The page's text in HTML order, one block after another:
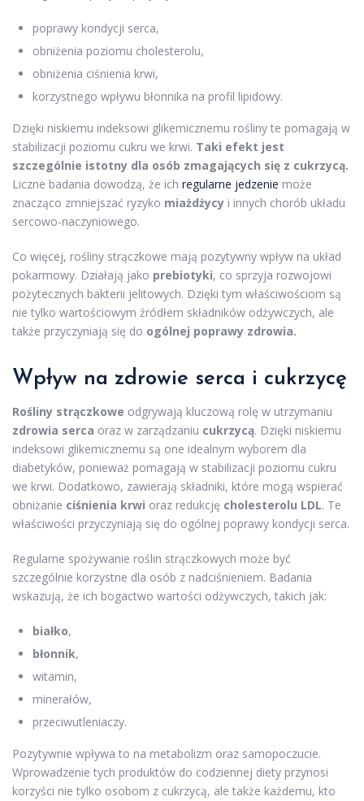
poprawy kondycji serca,
obniżenia poziomu cholesterolu,
obniżenia ciśnienia krwi,
korzystnego wpływu błonnika na profil lipidowy.
Dzięki niskiemu indeksowi glikemicznemu rośliny te pomagają w
stabilizacji poziomu cukru we krwi. Taki efekt jest
szczególnie istotny dla osób zmagających się z cukrzycą.
Liczne badania dowodzą, że ich regularne jedzenie może
znacząco zmniejszać ryzyko miażdżycy i innych chorób układu
sercowo-naczyniowego.
Co więcej, rośliny strączkowe mają pozytywny wpływ na układ
pokarmowy. Działają jako prebiotyki, co sprzyja rozwojowi
pożytecznych bakterii jelitowych. Dzięki tym właściwościom są
nie tylko wartościowym źródłem składników odżywczych, ale
także przyczyniają się do ogólnej poprawy zdrowia.
Wpływ na zdrowie serca i cukrzycę
Rośliny strączkowe odgrywają kluczową rolę w utrzymaniu
zdrowia serca oraz w zarządzaniu cukrzycą. Dzięki niskiemu
indeksowi glikemicznemu są one idealnym wyborem dla
diabetyków, ponieważ pomagają w stabilizacji poziomu cukru
we krwi. Dodatkowo, zawierają składniki, które mogą wspierać
obniżanie ciśnienia krwi oraz redukcję cholesterolu LDL. Te
właściwości przyczyniają się do ogólnej poprawy kondycji serca.
Regularne spożywanie roślin strączkowych może być
szczególnie korzystne dla osób z nadciśnieniem. Badania
wskazują, że ich bogactwo wartości odżywczych, takich jak:
białko,
błonnik,
witamin,
minerałów,
przeciwutleniaczy.
Pozytywnie wpływa to na metabolizm oraz samopoczucie.
Wprowadzenie tych produktów do codziennej diety przynosi
korzyści nie tylko osobom z cukrzycą, ale także każdemu, kto